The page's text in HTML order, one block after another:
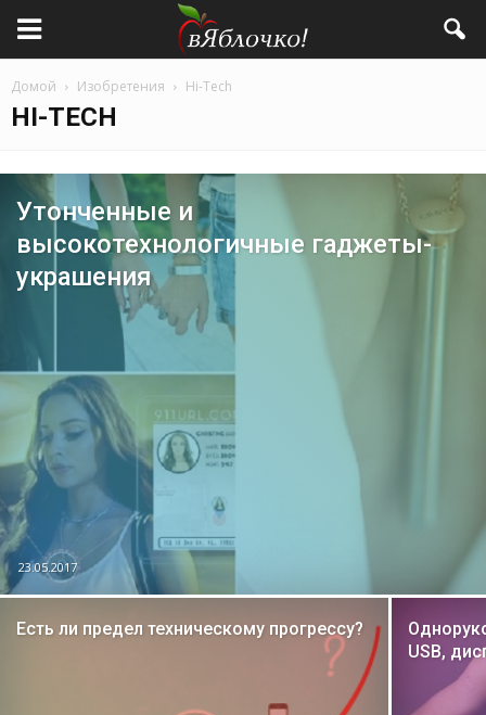
Домой Изобретения Hi-Tech
HI-TECH
Утонченные и
высокотехнологичные гаджеты-
украшения
23.05.2017
Есть ли предел техническому прогрессу?
USB,